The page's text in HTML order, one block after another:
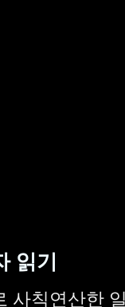
읽기
사칙연산한